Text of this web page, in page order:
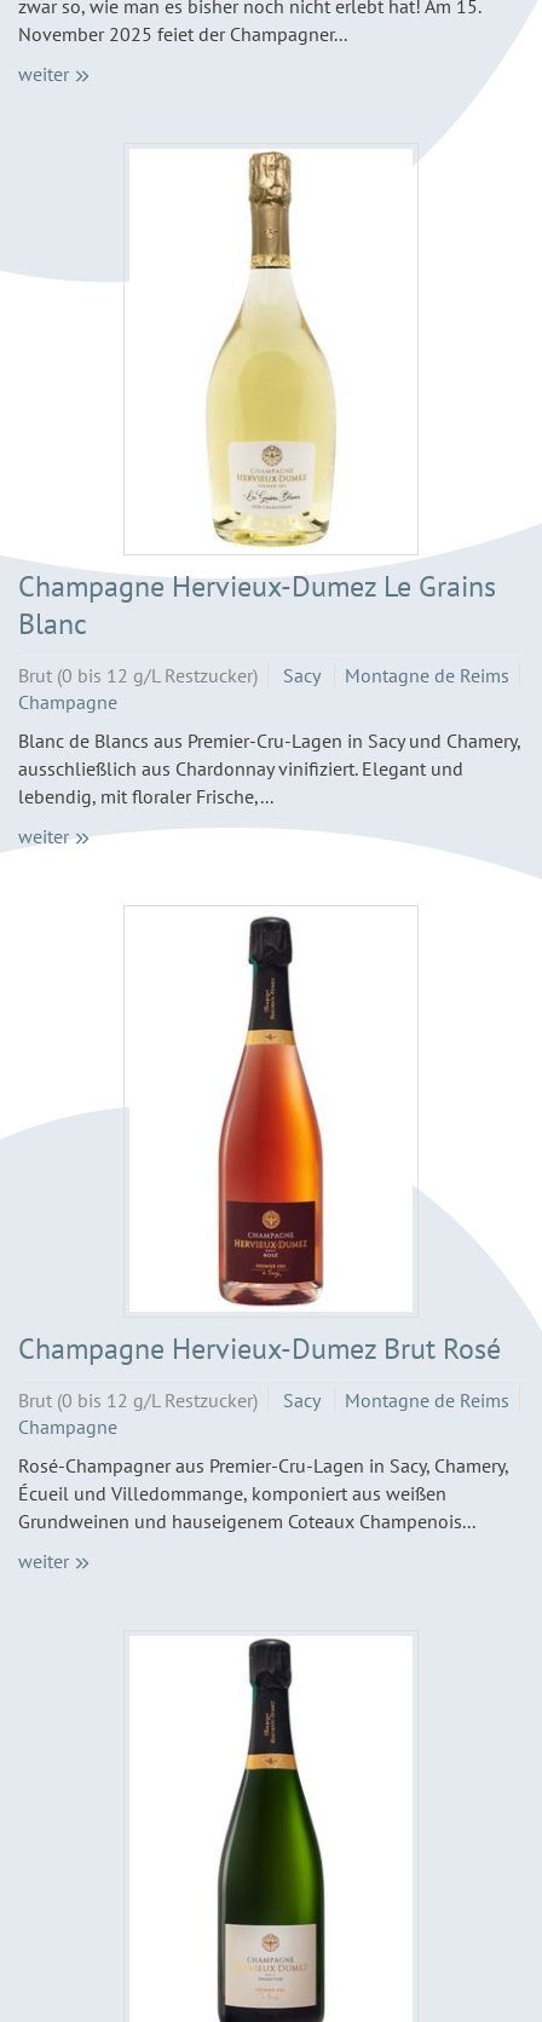
zwar so, wie man es bisher noch nicht erlebt hat! Am 15.
November 2025 feiet der Champagner...
weiter
Champagne Hervieux-Dumez Le Grains
Blanc
Brut (0 bis 12 g/L Restzucker) Sacy
Montagne de Reims
Champagne
Blanc de Blancs aus Premier-Cru-Lagen in Sacy und Chamery,
ausschließlich aus Chardonnay vinifiziert. Elegant und
lebendig, mit floraler Frische,...
weiter
Champagne Hervieux-Dumez Brut Rosé
Brut (0 bis 12 g/L Restzucker) Sacy
Montagne de Reims
Champagne
Rosé-Champagner aus Premier-Cru-Lagen in Sacy, Chamery,
Écueil und Villedommange, komponiert aus weißen
Grundweinen und hauseigenem Coteaux Champenois...
weiter